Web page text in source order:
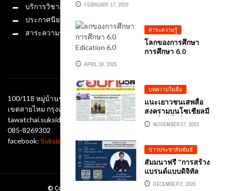
FEBRUARY 17, 2020
สาระความรู้
โลกของการศึกษา
การศึกษา 6.0
APRIL 19, 2025
บทความในสื่อ
แนะเยาวชนเสพสื่อ
สงครามบนโซเชียลมี
เดียนี่คือสิ่งที่ผู้ปกครอง
ควรรู้และแนะนำ
NOVEMBER 27, 2023
ข่าวประชาสัมพันธ์
สัมมนาฟรี “การสร้าง
แบรนด์แบบดิจิทัล
จากคอนเทนต์สู่ยอด
ขาย” (DIGITAL
DECEMBER 2, 2025
บริการวิชาการ
ประกาศนียบัตร
สาระความรู้
ช่องทางติดต่อ
100/118 หมู่บ้านชัยพฤกษ์ ซอยออเงิน แขวงออเงิน
เขตสายไหม กรุงเทพมหานคร 10220
tawatchai.suksida@gmail.com
085-8269302
facebook: Suksida Tonrak Tawatchai
© Copyright Ajtonrak All rights reserved.2019